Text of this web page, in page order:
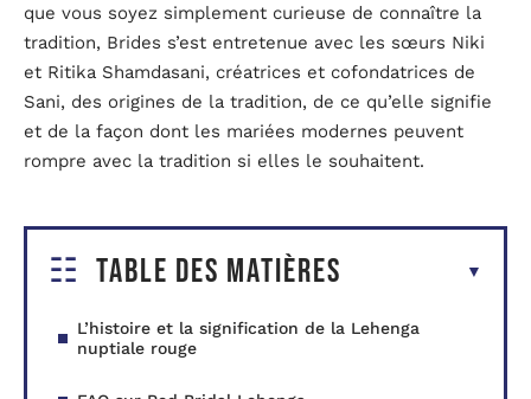
que vous soyez simplement curieuse de connaître la
tradition, Brides s’est entretenue avec les sœurs Niki
et Ritika Shamdasani, créatrices et cofondatrices de
Sani, des origines de la tradition, de ce qu’elle signifie
et de la façon dont les mariées modernes peuvent
rompre avec la tradition si elles le souhaitent.
Table des matières
L’histoire et la signification de la Lehenga
nuptiale rouge